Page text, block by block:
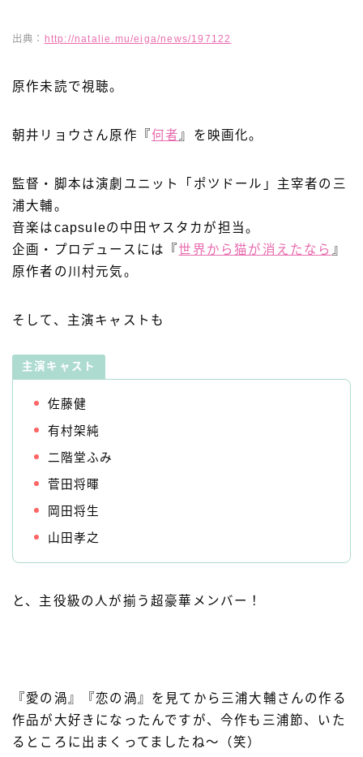
出典： http://natalie.mu/eiga/news/197122
原作未読で視聴。
朝井リョウさん原作『何者 』を映画化。
監督・脚本は演劇ユニット「ポツドール」主宰者の三
浦大輔。
音楽はcapsuleの中田ヤスタカが担当。
企画・プロデュースには『世界から猫が消えたなら 』
原作者の川村元気。
そして、主演キャストも
主演キャスト
佐藤健
有村架純
二階堂ふみ
菅田将暉
岡田将生
山田孝之
と、主役級の人が揃う超豪華メンバー！
『愛の渦』『恋の渦』を見てから三浦大輔さんの作る
作品が大好きになったんですが、今作も三浦節、いた
るところに出まくってましたね〜（笑）